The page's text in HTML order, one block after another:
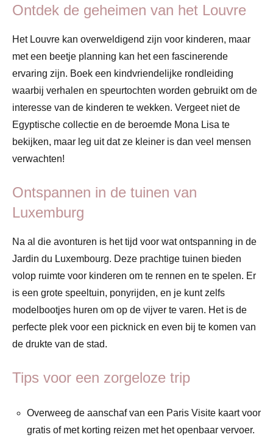
Ontdek de geheimen van het Louvre
Het Louvre kan overweldigend zijn voor kinderen, maar
met een beetje planning kan het een fascinerende
ervaring zijn. Boek een kindvriendelijke rondleiding
waarbij verhalen en speurtochten worden gebruikt om de
interesse van de kinderen te wekken. Vergeet niet de
Egyptische collectie en de beroemde Mona Lisa te
bekijken, maar leg uit dat ze kleiner is dan veel mensen
verwachten!
Ontspannen in de tuinen van
Luxemburg
Na al die avonturen is het tijd voor wat ontspanning in de
Jardin du Luxembourg. Deze prachtige tuinen bieden
volop ruimte voor kinderen om te rennen en te spelen. Er
is een grote speeltuin, ponyrijden, en je kunt zelfs
modelbootjes huren om op de vijver te varen. Het is de
perfecte plek voor een picknick en even bij te komen van
de drukte van de stad.
Tips voor een zorgeloze trip
Overweeg de aanschaf van een Paris Visite kaart voor
gratis of met korting reizen met het openbaar vervoer.